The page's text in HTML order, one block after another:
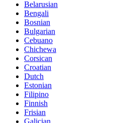
Belarusian
Bengali
Bosnian
Bulgarian
Cebuano
Chichewa
Corsican
Croatian
Dutch
Estonian
Filipino
Finnish
Frisian
Galician